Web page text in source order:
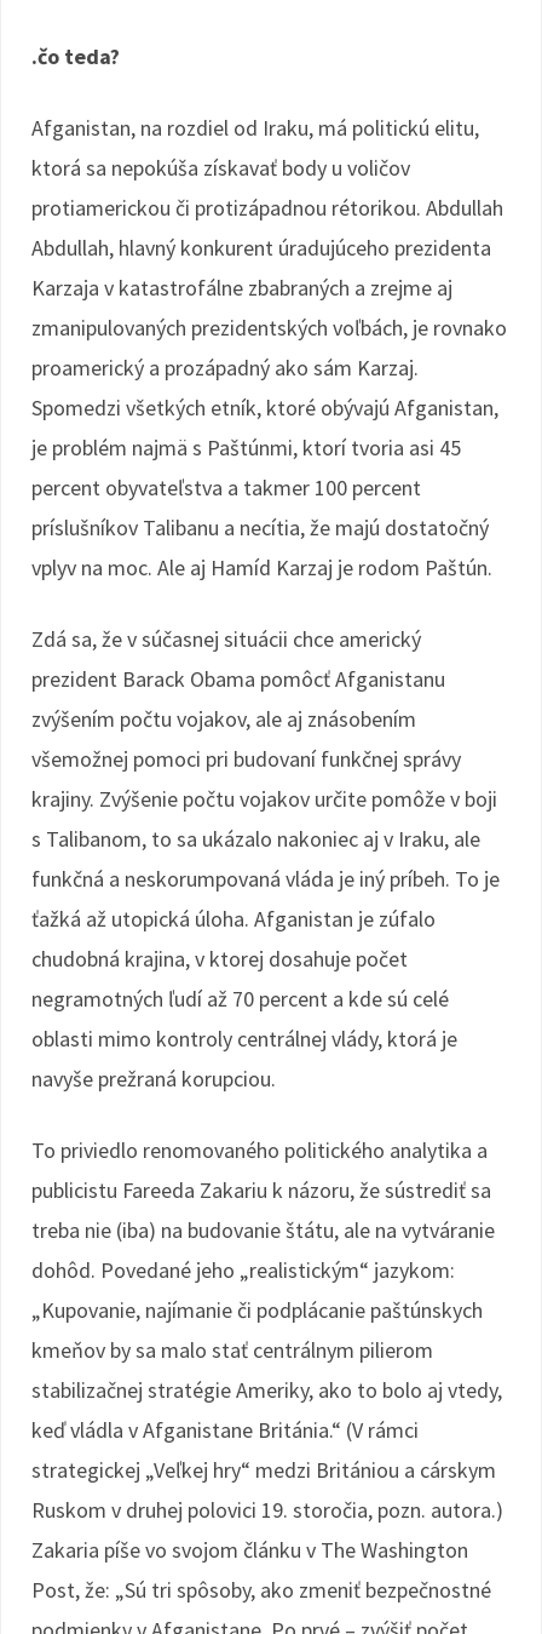
.čo teda?
Afganistan, na rozdiel od Iraku, má politickú elitu,
ktorá sa nepokúša získavať body u voličov
protiamerickou či protizápadnou rétorikou. Abdullah
Abdullah, hlavný konkurent úradujúceho prezidenta
Karzaja v katastrofálne zbabraných a zrejme aj
zmanipulovaných prezidentských voľbách, je rovnako
proamerický a prozápadný ako sám Karzaj.
Spomedzi všetkých etník, ktoré obývajú Afganistan,
je problém najmä s Paštúnmi, ktorí tvoria asi 45
percent obyvateľstva a takmer 100 percent
príslušníkov Talibanu a necítia, že majú dostatočný
vplyv na moc. Ale aj Hamíd Karzaj je rodom Paštún.
Zdá sa, že v súčasnej situácii chce americký
prezident Barack Obama pomôcť Afganistanu
zvýšením počtu vojakov, ale aj znásobením
všemožnej pomoci pri budovaní funkčnej správy
krajiny. Zvýšenie počtu vojakov určite pomôže v boji
s Talibanom, to sa ukázalo nakoniec aj v Iraku, ale
funkčná a neskorumpovaná vláda je iný príbeh. To je
ťažká až utopická úloha. Afganistan je zúfalo
chudobná krajina, v ktorej dosahuje počet
negramotných ľudí až 70 percent a kde sú celé
oblasti mimo kontroly centrálnej vlády, ktorá je
navyše prežraná korupciou.
To priviedlo renomovaného politického analytika a
publicistu Fareeda Zakariu k názoru, že sústrediť sa
treba nie (iba) na budovanie štátu, ale na vytváranie
dohôd. Povedané jeho „realistickým“ jazykom:
„Kupovanie, najímanie či podplácanie paštúnskych
kmeňov by sa malo stať centrálnym pilierom
stabilizačnej stratégie Ameriky, ako to bolo aj vtedy,
keď vládla v Afganistane Británia.“ (V rámci
strategickej „Veľkej hry“ medzi Britániou a cárskym
Ruskom v druhej polovici 19. storočia, pozn. autora.)
Zakaria píše vo svojom článku v The Washington
Post, že: „Sú tri spôsoby, ako zmeniť bezpečnostné